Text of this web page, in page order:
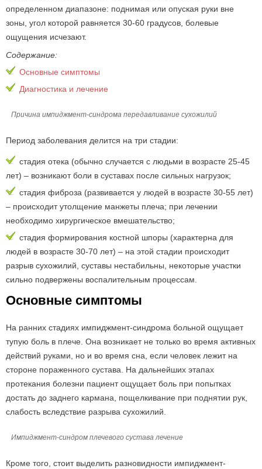
определенном диапазоне: поднимая или опуская руки вне
зоны, угол которой равняется 30-60 градусов, болевые
ощущения исчезают.
Содержание:
Основные симптомы
Диагностика и лечение
Причина импиджмент-синдрома передавливание сухожилий
Период заболевания делится на три стадии:
стадия отека (обычно случается с людьми в возрасте 25-45
лет) – возникают боли в суставах после сильных нагрузок;
стадия фиброза (развивается у людей в возрасте 30-55 лет)
– происходит утолщение манжеты плеча; при лечении
необходимо хирургическое вмешательство;
стадия формирования костной шпоры (характерна для
людей в возрасте 30-70 лет) – на этой стадии происходит
разрыв сухожилий, суставы нестабильны, некоторые участки
сильно подвержены воспалительным процессам.
Основные симптомы
На ранних стадиях импиджмент-синдрома больной ощущает
тупую боль в плече. Она возникает не только во время активных
действий руками, но и во время сна, если человек лежит на
стороне пораженного сустава. На дальнейших этапах
протекания болезни пациент ощущает боль при попытках
достать до заднего кармана, пощелкивание при поднятии рук,
слабость вследствие разрыва сухожилий.
Импиджмент-синдром плечевого сустава лечение
Кроме того, стоит выделить разновидности импиджмент-